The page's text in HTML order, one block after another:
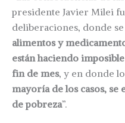
presidente Javier Milei
deliberaciones, donde
alimentos y
están haciendo
fin de mes, y en donde
mayoría de los casos, se
de pobreza”.